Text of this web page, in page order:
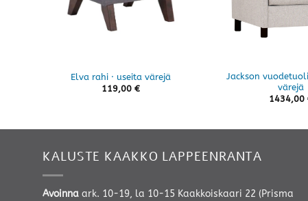
Elva rahi · useita värejä
119,00 €
Jackson
värejä
1434,00
KALUSTE KAAKKO LAPPEENRANTA
Avoinna ark. 10-19, la 10-15 Kaakkoiskaari 22 (Prisma